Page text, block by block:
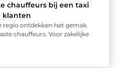
chauffeurs bij een taxi
klanten
regio ontdekken het gemak
chauffeurs. Voor zakelijke